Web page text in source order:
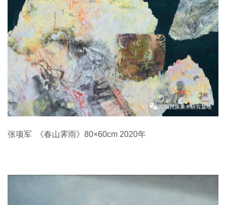
张项军 《春山霁雨》80×60cm 2020年